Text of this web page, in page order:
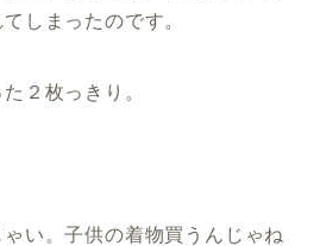
しまったのです。
２枚っきり。
ゃい。子供の着物買うんじゃね